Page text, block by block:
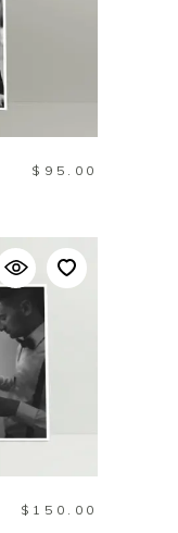
$ 95.00
$ 150.00